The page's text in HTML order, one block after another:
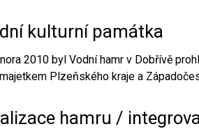
kulturní památka
2010 byl Vodní hamr v Dobřívě
Plzeňského kraje a
hamru /